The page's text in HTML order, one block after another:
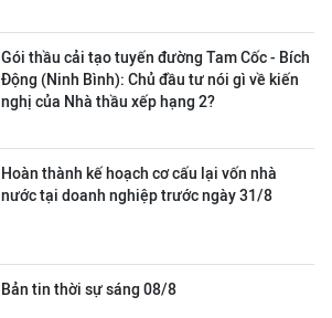
Gói thầu cải tạo tuyến đường Tam Cốc - Bích
Động (Ninh Bình): Chủ đầu tư nói gì về kiến
nghị của Nhà thầu xếp hạng 2?
Hoàn thành kế hoạch cơ cấu lại vốn nhà
nước tại doanh nghiệp trước ngày 31/8
Bản tin thời sự sáng 08/8